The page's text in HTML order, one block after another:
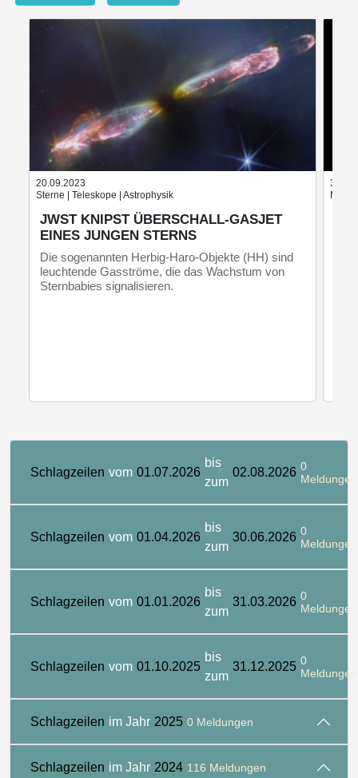
20.09.2023
Sterne | Teleskope | Astrophysik
JWST KNIPST ÜBERSCHALL-GASJET
EINES JUNGEN STERNS
Die sogenannten Herbig-Haro-Objekte (HH) sind
leuchtende Gasströme, die das Wachstum von
Sternbabies signalisieren.
Schlagzeilen vom 01.07.2026
bis
zum
02.08.2026 0
Meldungen
Schlagzeilen vom 01.04.2026
bis
zum
30.06.2026 0
Meldungen
Schlagzeilen vom 01.01.2026
bis
zum
31.03.2026 0
Meldungen
Schlagzeilen vom 01.10.2025
bis
zum
31.12.2025 0
Meldungen
Schlagzeilen im Jahr 2025 0 Meldungen
Schlagzeilen im Jahr 2024 116 Meldungen